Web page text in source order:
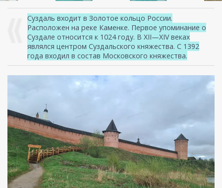
Суздаль входит в Золотое кольцо России.
Расположен на реке Каменке. Первое упоминание о
Суздале относится к 1024 году. В XII—XIV веках
являлся центром Суздальского княжества. С 1392
года входил в состав Московского княжества.